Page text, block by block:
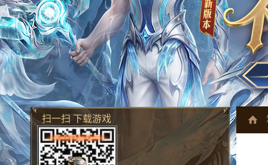
扫一扫 下载游戏